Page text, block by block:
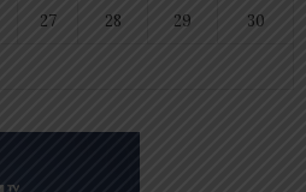
27 28 29 30